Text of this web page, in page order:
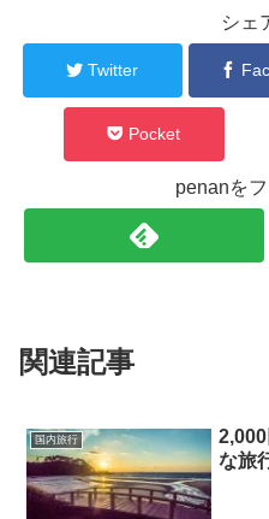
シェ
Twitter
Pocket
penanを
関連記事
国内旅行
な旅